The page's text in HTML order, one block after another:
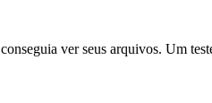
ver seus arquivos. Um